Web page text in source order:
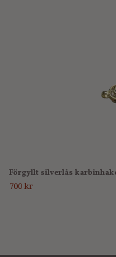
Förgyllt silverlås
700 kr